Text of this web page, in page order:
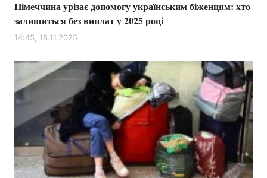
Німеччина урізає допомогу українським біженцям: хто
залишиться без виплат у 2025 році
14:45, 18.11.2025